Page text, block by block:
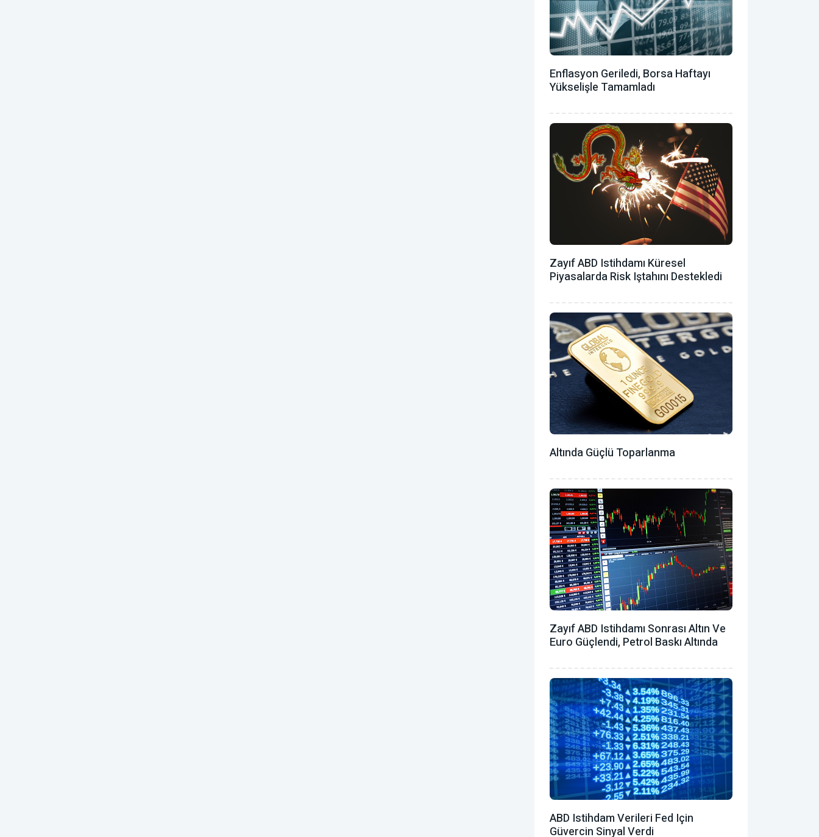
Enflasyon Geriledi, Borsa Haftayı
Yükselişle Tamamladı
Zayıf ABD Istihdamı Küresel
Piyasalarda Risk Iştahını Destekledi
Altında Güçlü Toparlanma
Zayıf ABD Istihdamı Sonrası Altın Ve
Euro Güçlendi, Petrol Baskı Altında
ABD Istihdam Verileri Fed Için
Güvercin Sinyal Verdi